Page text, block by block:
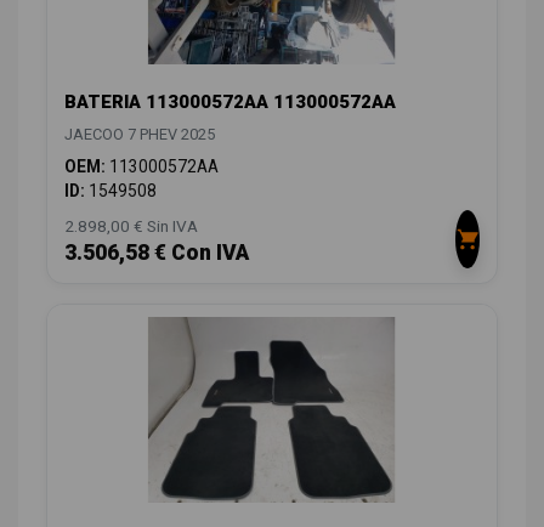
BATERIA 113000572AA 113000572AA
JAECOO 7 PHEV 2025
OEM: 113000572AA
ID: 1549508
2.898,00 € Sin IVA
3.506,58 € Con IVA